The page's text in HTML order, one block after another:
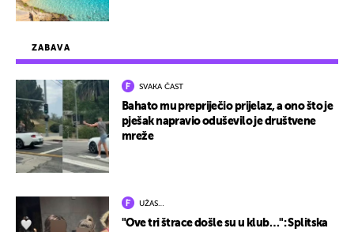
ZABAVA
SVAKA ČAST
Bahato mu prepriječio prijelaz, a ono što je
pješak napravio oduševilo je društvene
mreže
UŽAS…
"Ove tri štrace došle su u klub…": Splitska